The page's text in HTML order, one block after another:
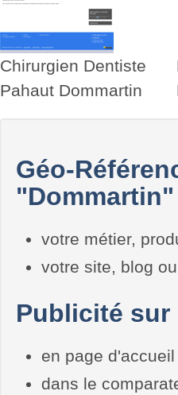
Chirurgien Dentiste
Pahaut Dommartin
Géo-
votre métier,
votre site, blog
Publicité sur
en page
dans le